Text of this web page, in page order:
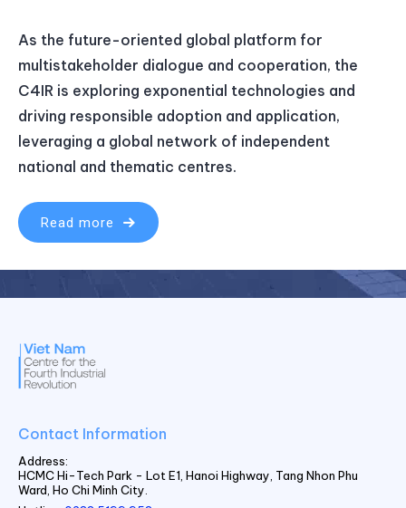
As the future-oriented global platform for
multistakeholder dialogue and cooperation, the
C4IR is exploring exponential technologies and
driving responsible adoption and application,
leveraging a global network of independent
national and thematic centres.
Read more
Contact Information
Address:
HCMC Hi-Tech Park - Lot E1, Hanoi Highway, Tang Nhon Phu
Ward, Ho Chi Minh City.